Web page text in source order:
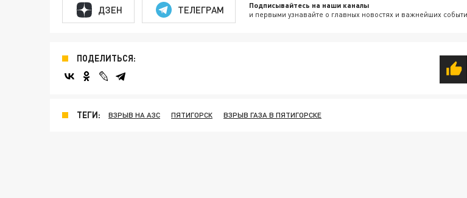
ДЗЕН ТЕЛЕГРАМ Подписывайтесь на наши каналы
и первыми узнавайте о главных новостях и важнейших
ПОДЕЛИТЬСЯ:
ТЕГИ: ВЗРЫВ НА АЗС ПЯТИГОРСК ВЗРЫВ ГАЗА В ПЯТИГОРСКЕ